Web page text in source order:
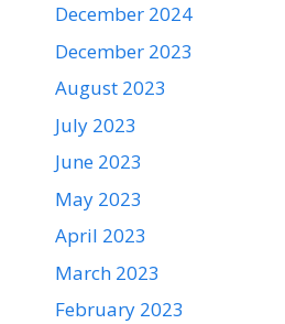
December 2024
December 2023
August 2023
July 2023
June 2023
May 2023
April 2023
March 2023
February 2023